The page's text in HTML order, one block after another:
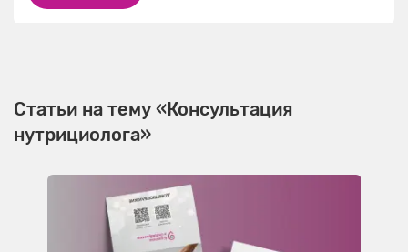
Статьи на тему «Консультация
нутрициолога»